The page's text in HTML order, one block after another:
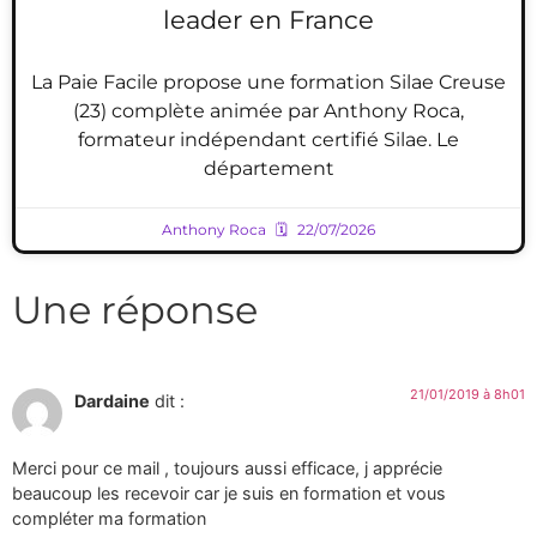
leader en France
La Paie Facile propose une formation Silae Creuse
(23) complète animée par Anthony Roca,
formateur indépendant certifié Silae. Le
département
Anthony Roca 22/07/2026
Une réponse
Dardaine dit : 21/01/2019 à 8h01
Merci pour ce mail , toujours aussi efficace, j apprécie
beaucoup les recevoir car je suis en formation et vous
compléter ma formation